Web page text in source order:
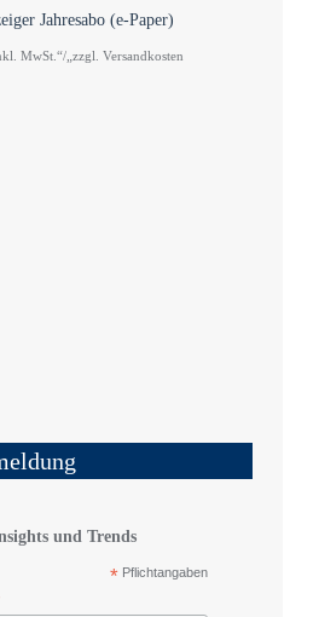
Jahresabo (e-Paper)
MwSt.“/„zzgl. Versandkosten
und Trends
* Pflichtangaben